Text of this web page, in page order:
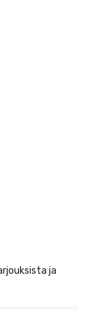
ja